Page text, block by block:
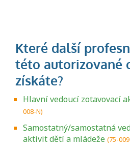
Hlavní vedoucí zotavovací
008-N)
Samostatný/samostatná
aktivit dětí a mládeže (75-
Projděte si seznam